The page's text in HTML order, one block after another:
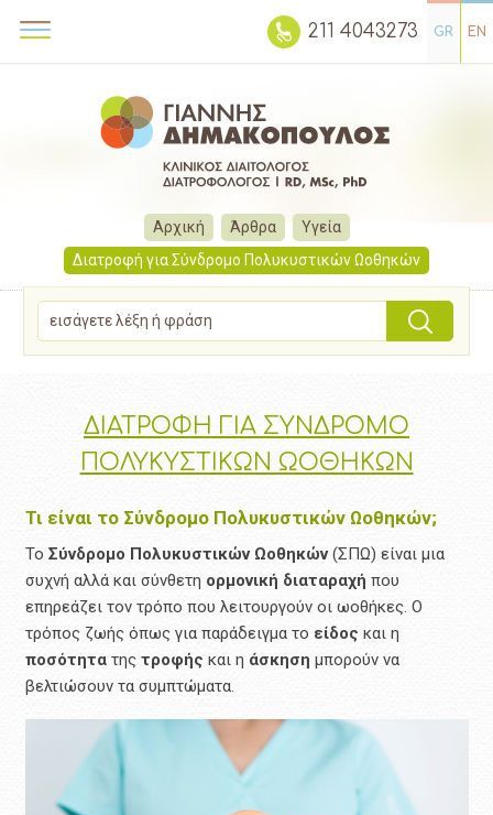
GR EN
211 4043273
Αρχική Άρθρα
Υγεία
Διατροφή για Σύνδρομο Πολυκυστικών Ωοθηκών
ΔΙΑΤΡΟΦΗ ΓΙΑ ΣΥΝΔΡΟΜΟ
ΠΟΛΥΚΥΣΤΙΚΩΝ ΩΟΘΗΚΩΝ
Τι είναι το Σύνδρομο Πολυκυστικών Ωοθηκών;
Το Σύνδρομο Πολυκυστικών Ωοθηκών(ΣΠΩ) είναι μια
συχνή αλλά και σύνθετη ορμονική διαταραχή που
επηρεάζει τον τρόπο που λειτουργούν οι ωοθήκες. Ο
τρόπος ζωής όπως για παράδειγμα το είδος και η
ποσότητατης τροφής και η άσκηση μπορούν να
βελτιώσουν τα συμπτώματα.